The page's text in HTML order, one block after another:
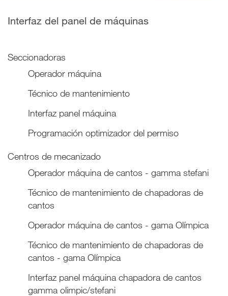
Interfaz del panel de máquinas
Seccionadoras
Operador máquina
Técnico de mantenimiento
Interfaz panel máquina
Programación optimizador del permiso
Centros de mecanizado
Operador máquina de cantos - gamma stefani
Técnico de mantenimiento de chapadoras de
cantos
Operador máquina de cantos - gama Olímpica
Técnico de mantenimiento de chapadoras de
cantos - gama Olímpica
Interfaz panel máquina chapadora de cantos
gamma olimpic/stefani